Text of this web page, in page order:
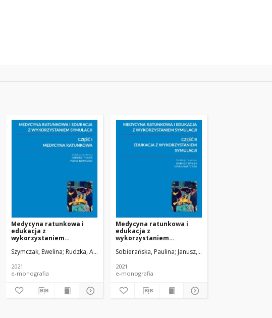
Medycyna ratunkowa i
edukacja z
wykorzystaniem
Medycyna ratunkowa
Szymczak, Ewelina Rudzka, Agnieszka Kowalewski, Dawid Gołuchowski, Adam
2021
e-monografia
Medycyna ratunkowa i
edukacja z
wykorzystaniem
Edukacja z
Sobierańska, Paulina Janusz, Katarzyna
2021
e-monografia